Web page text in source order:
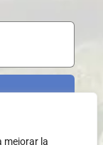
mejorar la